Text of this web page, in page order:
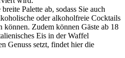
Palette ab, sodass Sie auch
oder alkoholfreie Cocktails
können. Zudem können Gäste ab 18
Eis in der Waffel
Genuss setzt, findet hier die